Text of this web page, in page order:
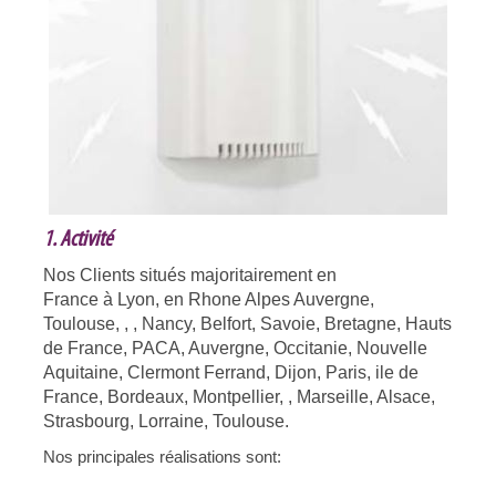
1. Activité
Nos Clients situés majoritairement en
France à Lyon, en Rhone Alpes Auvergne,
Toulouse, , , Nancy, Belfort, Savoie, Bretagne, Hauts
de France, PACA, Auvergne, Occitanie, Nouvelle
Aquitaine, Clermont Ferrand, Dijon, Paris, ile de
France, Bordeaux, Montpellier, , Marseille, Alsace,
Strasbourg, Lorraine, Toulouse.
Nos principales réalisations sont: